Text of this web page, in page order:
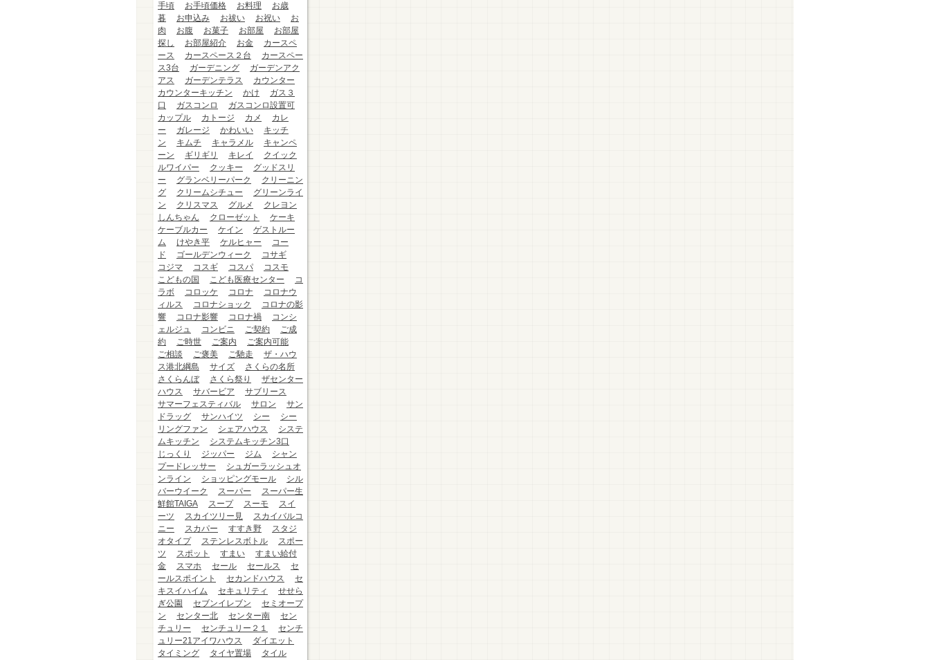
手頃
お手頃価格 お料理
お歳
暮
お申込み お祓い お祝い
お
肉
お腹 お菓子 お部屋
お部屋
探し
お部屋紹介 お金
カースペ
ース
カースペース２台
カースペー
ス3台
ガーデニング
ガーデンアク
アス
ガーデンテラス
カウンター
カウンターキッチン
かけ
ガス３
口
ガスコンロ
ガスコンロ設置可
カップル
カトージ カメ
カレ
ー
ガレージ かわいい
キッチ
ン
キムチ キャラメル
キャンペ
ーン
ギリギリ キレイ
クイック
ルワイパー
クッキー
グッドスリ
ー
グランベリーパーク
クリーニン
グ
クリームシチュー
グリーンライ
ン
クリスマス グルメ
クレヨン
しんちゃん
クローゼット
ケーキ
ケーブルカー
ケイン
ゲストルー
ム
けやき平 ケルヒャー
コー
ド
ゴールデンウィーク
コサギ
コジマ
コスギ コスパ
コスモ
こどもの国
こども医療センター
コ
ラボ
コロッケ コロナ
コロナウ
ィルス
コロナショック
コロナの影
響
コロナ影響 コロナ禍
コンシ
ェルジュ
コンビニ ご契約
ご成
約
ご時世 ご案内
ご案内可能
ご相談
ご褒美 ご馳走
ザ・ハウ
ス港北綱島
サイズ
さくらの名所
さくらんぼ
さくら祭り
ザセンター
ハウス
サバービア
サブリース
サマーフェスティバル
サロン
サン
ドラッグ
サンハイツ シー
シー
リングファン
シェアハウス
システ
ムキッチン
システムキッチン3口
じっくり
ジッパー ジム
シャン
プードレッサー
シュガーラッシュオ
ンライン
ショッピングモール
シル
バーウイーク
スーパー
スーパー生
鮮館TAIGA
スープ スーモ
スイ
ーツ
スカイツリー見
スカイバルコ
ニー
スカパー すすき野
スタジ
オタイプ
ステンレスボトル
スポー
ツ
スポット すまい
すまい給付
金
スマホ セール セールス
セ
ールスポイント
セカンドハウス
セ
キスイハイム
セキュリティ
せせら
ぎ公園
セブンイレブン
セミオープ
ン
センター北 センター南
セン
チュリー
センチュリー２１
センチ
ュリー21アイワハウス
ダイエット
タイミング
タイヤ置場
タイル